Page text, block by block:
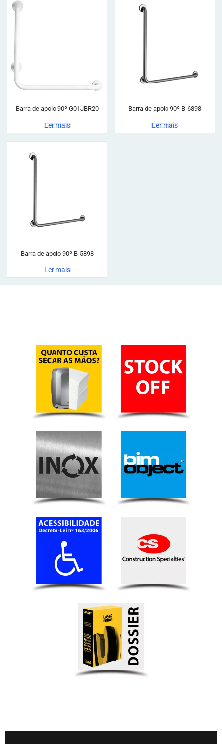
Barra de apoio 90º G01JBR20
Ler mais
Barra de apoio 90º B-6898
Ler mais
Barra de apoio 90º B-5898
Ler mais